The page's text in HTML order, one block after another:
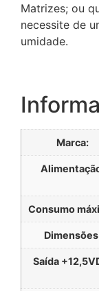
Matrizes; ou
necessite de
umidade.
Marca:
Consumo
Saída